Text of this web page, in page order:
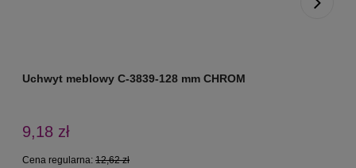
Uchwyt meblowy C-3839-128 mm CHROM
9,18 zł
Cena regularna: 12,62 zł